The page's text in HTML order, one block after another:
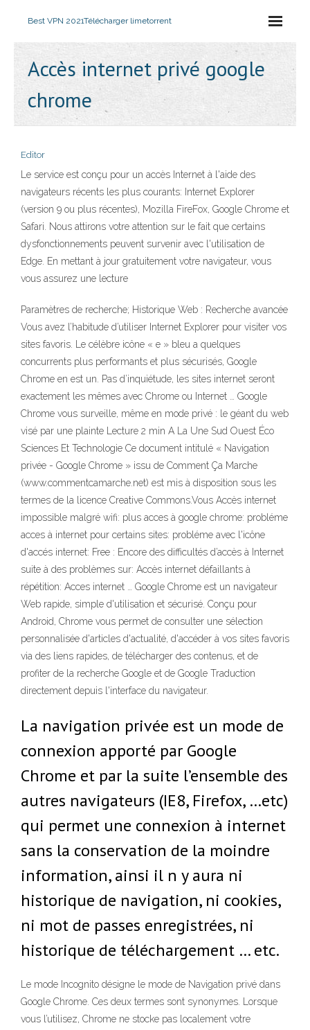
Best VPN 2021Télécharger limetorrent
Accès internet privé google
chrome
Editor
Le service est conçu pour un accès Internet à l'aide des
navigateurs récents les plus courants: Internet Explorer
(version 9 ou plus récentes), Mozilla FireFox, Google Chrome et
Safari. Nous attirons votre attention sur le fait que certains
dysfonctionnements peuvent survenir avec l'utilisation de
Edge. En mettant à jour gratuitement votre navigateur, vous
vous assurez une lecture
Paramètres de recherche; Historique Web : Recherche avancée
Vous avez l’habitude d’utiliser Internet Explorer pour visiter vos
sites favoris. Le célèbre icône « e » bleu a quelques
concurrents plus performants et plus sécurisés, Google
Chrome en est un. Pas d’inquiétude, les sites internet seront
exactement les mêmes avec Chrome ou Internet … Google
Chrome vous surveille, même en mode privé : le géant du web
visé par une plainte Lecture 2 min A La Une Sud Ouest Éco
Sciences Et Technologie Ce document intitulé « Navigation
privée - Google Chrome » issu de Comment Ça Marche
(www.commentcamarche.net) est mis à disposition sous les
termes de la licence Creative Commons.Vous Accès internet
impossible malgré wifi: plus acces à google chrome: probléme
acces à internet pour certains sites: probléme avec l'icône
d'accés internet: Free : Encore des difficultés d’accès à Internet
suite à des problèmes sur: Accès internet défaillants à
répétition: Acces internet … Google Chrome est un navigateur
Web rapide, simple d'utilisation et sécurisé. Conçu pour
Android, Chrome vous permet de consulter une sélection
personnalisée d'articles d'actualité, d'accéder à vos sites favoris
via des liens rapides, de télécharger des contenus, et de
profiter de la recherche Google et de Google Traduction
directement depuis l'interface du navigateur.
La navigation privée est un mode de
connexion apporté par Google
Chrome et par la suite l’ensemble des
autres navigateurs (IE8, Firefox, …etc)
qui permet une connexion à internet
sans la conservation de la moindre
information, ainsi il n y aura ni
historique de navigation, ni cookies,
ni mot de passes enregistrées, ni
historique de téléchargement … etc.
Le mode Incognito désigne le mode de Navigation privé dans
Google Chrome. Ces deux termes sont synonymes. Lorsque
vous l’utilisez, Chrome ne stocke pas localement votre